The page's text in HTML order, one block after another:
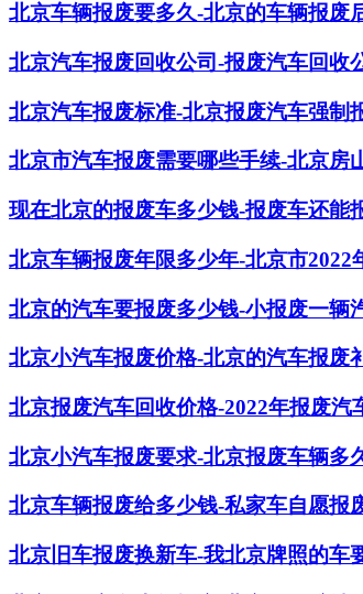
北京车辆报废要多久-北京的车辆报废
北京汽车报废回收公司-报废汽车回收
北京汽车报废标准-北京报废汽车强制
北京市汽车报废需要哪些手续-北京房
现在北京的报废车多少钱-报废车还能
北京车辆报废年限多少年-北京市2022
北京的汽车要报废多少钱-小报废一辆
北京小汽车报废价格-北京的汽车报废
北京报废汽车回收价格-2022年报废汽
北京小汽车报废要求-北京报废车辆多
北京车辆报废给多少钱-私家车自愿报
北京旧车报废换新车-我北京牌照的车